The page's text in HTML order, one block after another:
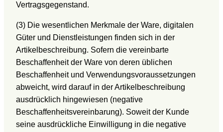
Vertragsgegenstand.
(3) Die wesentlichen Merkmale der Ware, digitalen
Güter und Dienstleistungen finden sich in der
Artikelbeschreibung. Sofern die vereinbarte
Beschaffenheit der Ware von deren üblichen
Beschaffenheit und Verwendungsvoraussetzungen
abweicht, wird darauf in der Artikelbeschreibung
ausdrücklich hingewiesen (negative
Beschaffenheitsvereinbarung). Soweit der Kunde
seine ausdrückliche Einwilligung in die negative